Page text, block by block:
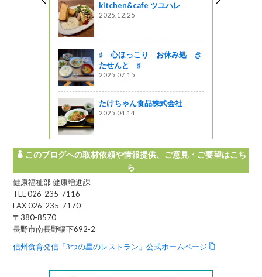
kitchen&cafe ツユハレ
2025.12.25
♯ 心ほっこり お休み処 き
たせんと ♯
2025.07.15
たけちゃん食品株式会社
2025.04.14
このブログへの取材依頼や情報提供、ご意見・ご要望はこち
ら
健康福祉部 健康増進課
TEL 026-235-7116
FAX 026-235-7170
〒380-8570
長野市南長野幅下692-2
信州食育発信「3つの星のレストラン」公式ホームページ